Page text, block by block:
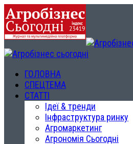
ГОЛОВНА
СПЕЦТЕМА
СТАТТІ
Ідеї & тренди
Інфраструктура ринку
Агромаркетинг
Агрономія Сьогодні